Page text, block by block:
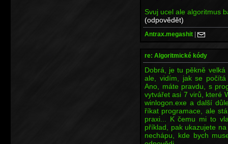
Svuj ucel ale algoritmus
(odpovědět)
Antrax.megashit |
re: Algoritmické kódy
Dobrá, je tu pěkně
ale, vidím, jak se počítá
Ano, máte pravdu, s
vytvářet asi 7 virů, které
winlogon.exe a další
říkat programace, ale
praxi... K čemu mi to
příklad, pak ukazujete
nechápu, kde bych